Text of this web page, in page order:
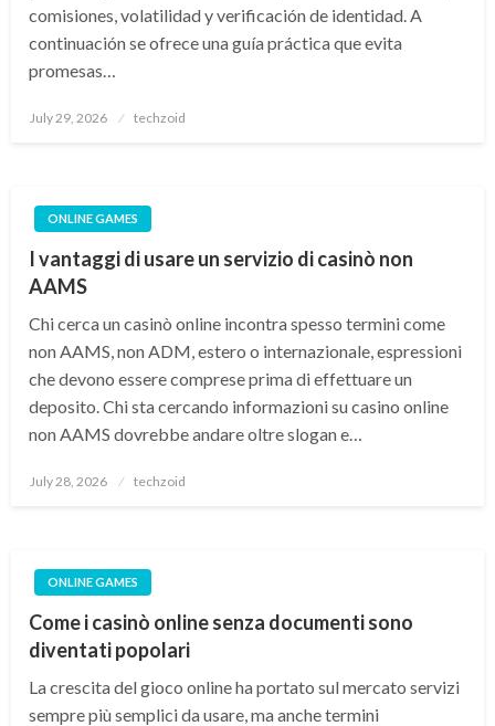
comisiones, volatilidad y verificación de identidad. A
continuación se ofrece una guía práctica que evita
promesas…
Posted
July 29, 2026 techzoid
ONLINE GAMES
I vantaggi di usare un servizio di casinò non
AAMS
Chi cerca un casinò online incontra spesso termini come
non AAMS, non ADM, estero o internazionale, espressioni
che devono essere comprese prima di effettuare un
deposito. Chi sta cercando informazioni su casino online
non AAMS dovrebbe andare oltre slogan e…
Posted
July 28, 2026 techzoid
ONLINE GAMES
Come i casinò online senza documenti sono
diventati popolari
La crescita del gioco online ha portato sul mercato servizi
sempre più semplici da usare, ma anche termini